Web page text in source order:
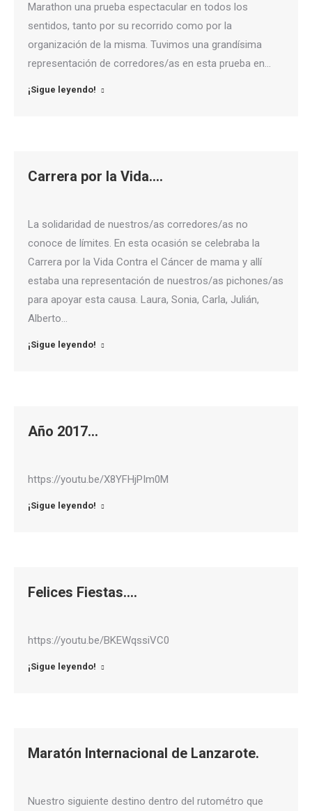
Marathon una prueba espectacular en todos los
sentidos, tanto por su recorrido como por la
organización de la misma. Tuvimos una grandísima
representación de corredores/as en esta prueba en…
¡Sigue leyendo!
Carrera por la Vida….
La solidaridad de nuestros/as corredores/as no
conoce de límites. En esta ocasión se celebraba la
Carrera por la Vida Contra el Cáncer de mama y allí
estaba una representación de nuestros/as pichones/as
para apoyar esta causa. Laura, Sonia, Carla, Julián,
Alberto…
¡Sigue leyendo!
Año 2017…
https://youtu.be/X8YFHjPIm0M
¡Sigue leyendo!
Felices Fiestas….
https://youtu.be/BKEWqssiVC0
¡Sigue leyendo!
Maratón Internacional de Lanzarote.
Nuestro siguiente destino dentro del rutométro que